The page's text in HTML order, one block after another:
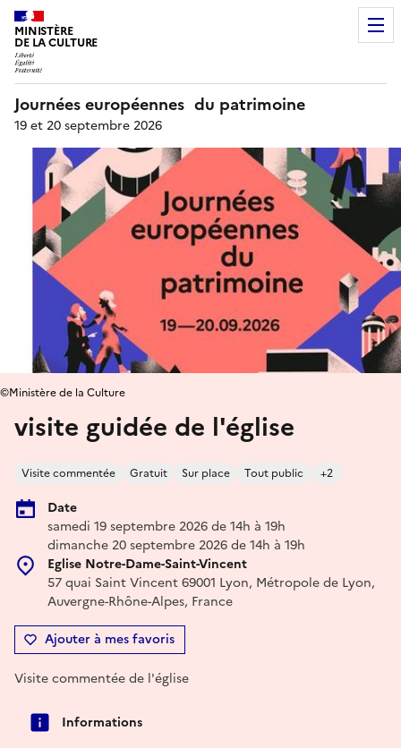
MINISTÈRE
DE LA CULTURE
Journées européennes du patrimoine
19 et 20 septembre 2026
visite guidée de l'église
Visite commentée Gratuit Sur place Tout public +2
Date
samedi 19 septembre 2026 de 14h à 19h
dimanche 20 septembre 2026 de 14h à 19h
Eglise Notre-Dame-Saint-Vincent
57 quai Saint Vincent 69001 Lyon, Métropole de Lyon,
Auvergne-Rhône-Alpes, France
Ajouter à mes favoris
©Ministère de la Culture
Visite commentée de l'église
Informations